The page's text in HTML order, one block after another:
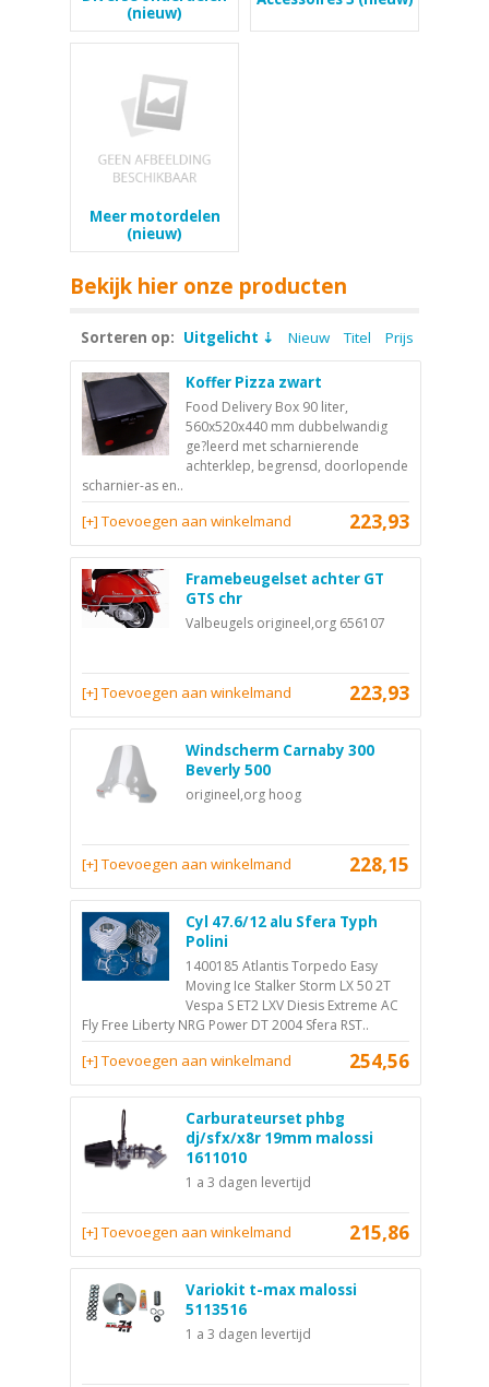
(nieuw)
Meer motordelen
(nieuw)
Bekijk hier onze producten
Sorteren op: Uitgelicht Nieuw Titel Prijs
Koffer Pizza zwart
Food Delivery Box 90 liter,
560x520x440 mm dubbelwandig
ge?leerd met scharnierende
achterklep, begrensd, doorlopende
scharnier-as en..
223,93
[+] Toevoegen aan winkelmand
Framebeugelset achter GT
GTS chr
Valbeugels origineel,org 656107
223,93
[+] Toevoegen aan winkelmand
Windscherm Carnaby 300
Beverly 500
origineel,org hoog
228,15
[+] Toevoegen aan winkelmand
Cyl 47.6/12 alu Sfera Typh
Polini
1400185 Atlantis Torpedo Easy
Moving Ice Stalker Storm LX 50 2T
Vespa S ET2 LXV Diesis Extreme AC
Fly Free Liberty NRG Power DT 2004 Sfera RST..
254,56
[+] Toevoegen aan winkelmand
Carburateurset phbg
dj/sfx/x8r 19mm malossi
1611010
1 a 3 dagen levertijd
215,86
[+] Toevoegen aan winkelmand
Variokit t-max malossi
5113516
1 a 3 dagen levertijd